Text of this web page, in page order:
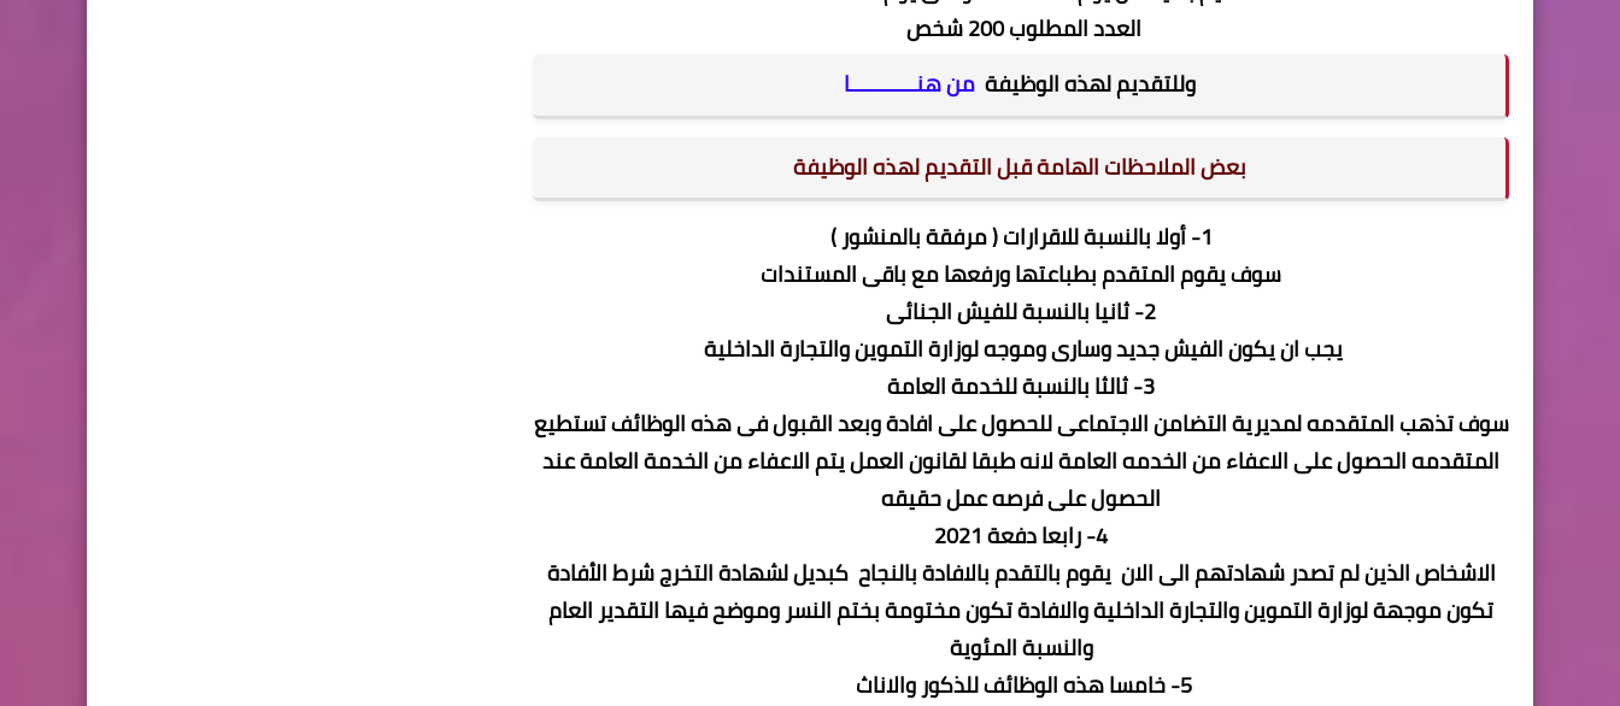
العدد المطلوب 200 شخص
وللتقديم لهذه الوظيفةمن هنـــــــــــا
بعض الملاحظات الهامة قبل التقديم لهذه الوظيفة
1- أولا بالنسبة للاقرارات ( مرفقة بالمنشور )
سوف يقوم المتقدم بطباعتها ورفعها مع باقى المستندات
2- ثانيا بالنسبة للفيش الجنائى
يجب ان يكون الفيش جديد وسارى وموجه لوزارة التموين والتجارة الداخلية
3- ثالثا بالنسبة للخدمة العامة
سوف تذهب المتقدمه لمديرية التضامن الاجتماعى للحصول على افادة وبعد القبول فى هذه الوظائف تستطيع
المتقدمه الحصول على الاعفاء من الخدمه العامة لانه طبقا لقانون العمل يتم الاعفاء من الخدمة العامة عند
الحصول على فرصه عمل حقيقه
4- رابعا دفعة 2021
الاشخاص الذين لم تصدر شهادتهم الى الان يقوم بالتقدم بالافادة بالنجاح كبديل لشهادة التخرج شرط الأفادة
تكون موجهة لوزارة التموين والتجارة الداخلية والافادة تكون مختومة بختم النسر وموضح فيها التقدير العام
والنسبة المئوية
5- خامسا هذه الوظائف للذكور والاناث